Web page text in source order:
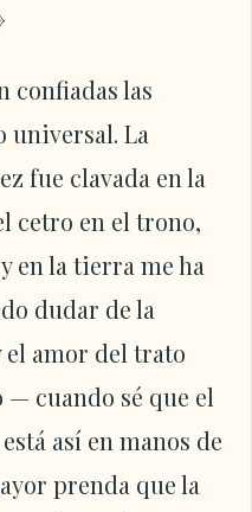
confiadas las
universal. La
fue clavada en la
cetro en el trono,
en la tierra me ha
dudar de la
amor del trato
cuando sé que el
así en manos de
prenda que la